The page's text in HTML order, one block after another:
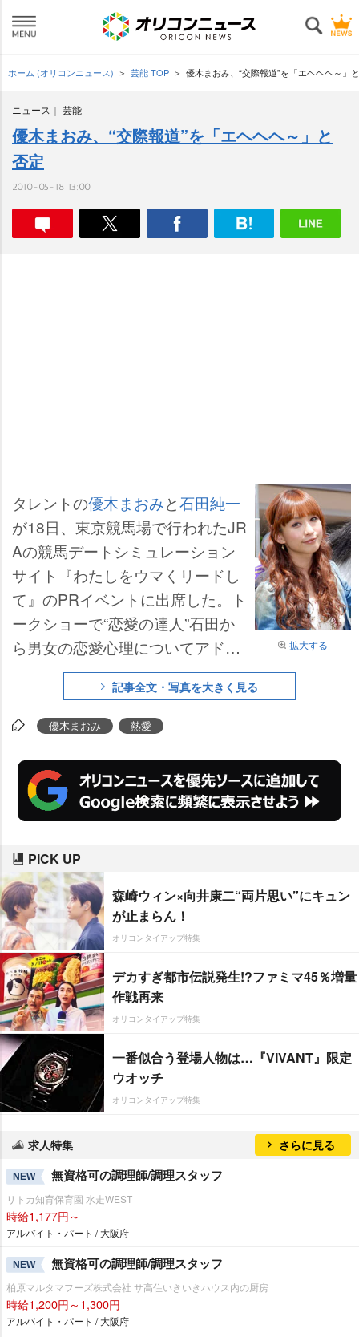
ホーム (オリコンニュース) 芸能 TOP 優木まおみ、“交際報道”を「エヘヘヘ～」
ニュース 芸能
優木まおみ、“交際報道”を「エヘヘヘ～」と
否定
2010-05-18 13:00
拡大する
タレントの優木まおみと石田純一
が18日、東京競馬場で行われたJR
Aの競馬デートシミュレーション
サイト『わたしをウマくリードし
て』のPRイベントに出席した。ト
ークショーで“恋愛の達人”石田か
ら男女の恋愛心理についてアドバ
イスを受けた優木は、自身の恋愛
スタイルについて語り、好きな人
への思いを「(表に)出したらダメ
コンも行かず、家で待っているタ
イプなんです」とポツリ。イベン
ト終了直前には、一部で報道され
調?」という声が飛ぶ場面があっ
たが、一瞬固まりながらも「エヘ
ヘヘ～(交際は)してないですよ」
と否定した。
記事全文・写真を大きく見る
優木まおみ 熱愛
PICK UP
森崎ウィン×向井康二“両片思い”にキュン
が止まらん！
オリコンタイアップ特集
デカすぎ都市伝説発生!?ファミマ45％増量
作戦再来
オリコンタイアップ特集
一番似合う登場人物は…『VIVANT』限定
ウオッチ
オリコンタイアップ特集
求人特集 さらに見る
NEW 無資格可の調理師/調理スタッフ
リトカ知育保育園 水走WEST
時給1,177円～
アルバイト・パート / 大阪府
NEW 無資格可の調理師/調理スタッフ
柏原マルタマフーズ株式会社 サ高住いきいきハウス内の厨房
時給1,200円～1,300円
アルバイト・パート / 大阪府